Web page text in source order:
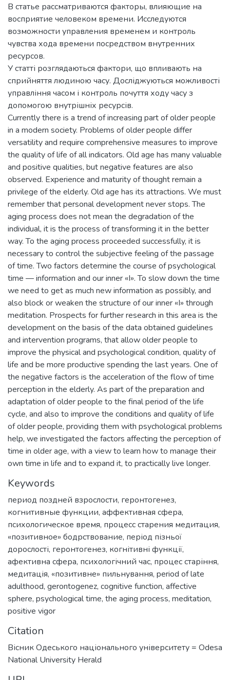
В статье рассматриваются факторы, влияющие на
восприятие человеком времени. Исследуются
возможности управления временем и контроль
чувства хода времени посредством внутренних
ресурсов.
У статті розглядаються фактори, що впливають на
сприйняття людиною часу. Досліджуються можливості
управління часом і контроль почуття ходу часу з
допомогою внутрішніх ресурсів.
Currently there is a trend of increasing part of older people
in a modern society. Problems of older people differ
versatility and require comprehensive measures to improve
the quality of life of all indicators. Old age has many valuable
and positive qualities, but negative features are also
observed. Experience and maturity of thought remain a
privilege of the elderly. Old age has its attractions. We must
remember that personal development never stops. The
aging process does not mean the degradation of the
individual, it is the process of transforming it in the better
way. To the aging process proceeded successfully, it is
necessary to control the subjective feeling of the passage
of time. Two factors determine the course of psychological
time — information and our inner «I». To slow down the time
we need to get as much new information as possibly, and
also block or weaken the structure of our inner «I» through
meditation. Prospects for further research in this area is the
development on the basis of the data obtained guidelines
and intervention programs, that allow older people to
improve the physical and psychological condition, quality of
life and be more productive spending the last years. One of
the negative factors is the acceleration of the flow of time
perception in the elderly. As part of the preparation and
adaptation of older people to the final period of the life
cycle, and also to improve the conditions and quality of life
of older people, providing them with psychological problems
help, we investigated the factors affecting the perception of
time in older age, with a view to learn how to manage their
own time in life and to expand it, to practically live longer.
Keywords
период поздней взрослости, геронтогенез,
когнитивные функции, аффективная сфера,
психологическое время, процесс старения медитация,
«позитивное» бодрствование, період пізньої
дорослості, геронтогенез, когнітивні функції,
афективна сфера, психологічний час, процес старіння,
медитація, «позитивне» пильнування, period of late
adulthood, gerontogenez, cognitive function, affective
sphere, psychological time, the aging process, meditation,
positive vigor
Citation
Вісник Одеського національного університету = Odesa
National University Herald